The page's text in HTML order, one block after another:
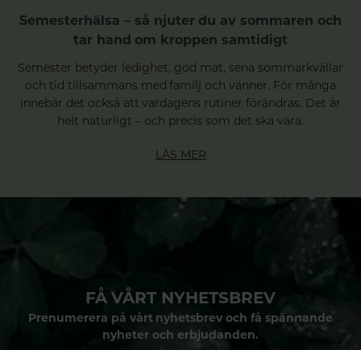
Semesterhälsa – så njuter du av sommaren och
tar hand om kroppen samtidigt
Semester betyder ledighet, god mat, sena sommarkvällar
och tid tillsammans med familj och vänner. För många
innebär det också att vardagens rutiner förändras. Det är
helt naturligt – och precis som det ska vara.
LÄS MER
FÅ VÅRT NYHETSBREV
Prenumerera på vårt nyhetsbrev och få spännande
nyheter och erbjudanden.